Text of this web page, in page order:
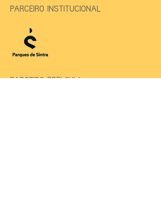
PARCEIRO INSTITUCIONAL
PARCEIRO PREMIUM